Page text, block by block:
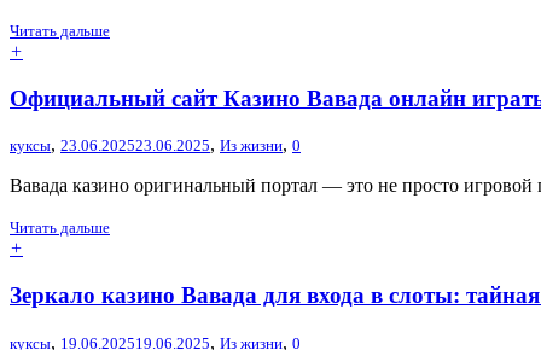
Читать дальше
+
Официальный сайт Казино Вавада онлайн
куксы, 23.06.202523.06.2025, Из жизни, 0
Вавада казино оригинальный портал — это не просто игровой
Читать дальше
+
Зеркало казино Вавада для входа в слоты:
куксы, 19.06.202519.06.2025, Из жизни, 0